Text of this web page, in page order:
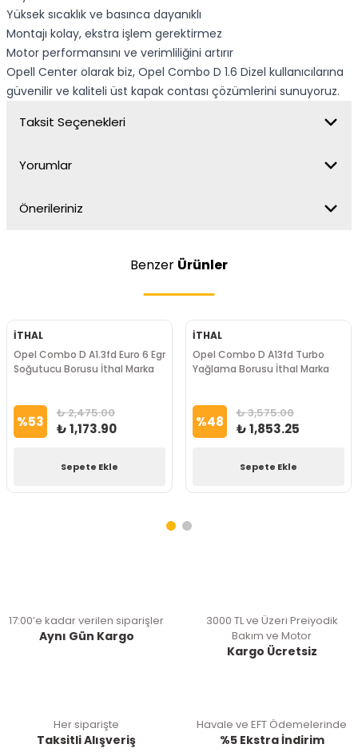
Yüksek sıcaklık ve basınca dayanıklı
Montajı kolay, ekstra işlem gerektirmez
Motor performansını ve verimliliğini artırır
Opell Center olarak biz, Opel Combo D 1.6 Dizel kullanıcılarına
güvenilir ve kaliteli üst kapak contası çözümlerini sunuyoruz.
Taksit Seçenekleri
Yorumlar
Önerileriniz
Benzer Ürünler
İTHAL
Opel Combo D A1.3fd Euro 6 Egr
Soğutucu Borusu İthal Marka
%53 ₺ 2,475.00
₺ 1,173.90
Sepete Ekle
İTHAL
Opel Combo D A13fd Turbo
Yağlama Borusu İthal Marka
%48 ₺ 3,575.00
₺ 1,853.25
Sepete Ekle
17:00’e kadar verilen siparişler
Aynı Gün Kargo
3000 TL ve Üzeri Preiyodik
Bakım ve Motor
Kargo Ücretsiz
Her siparişte
Taksitli Alışveriş
Havale ve EFT Ödemelerinde
%5 Ekstra İndirim